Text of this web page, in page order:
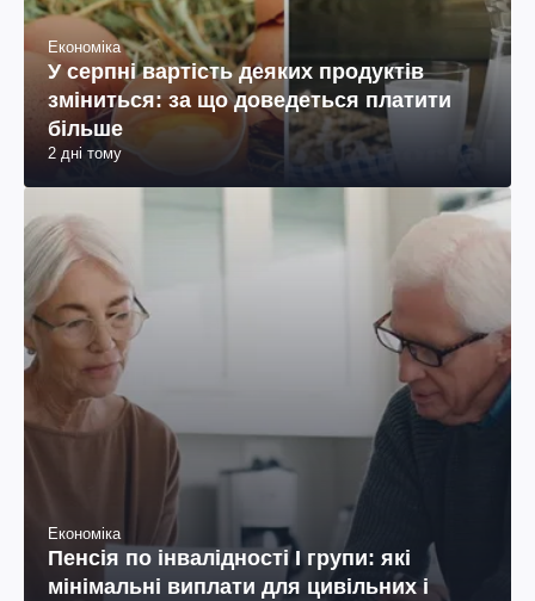
Економіка
У серпні вартість деяких продуктів
зміниться: за що доведеться платити
більше
2 дні тому
Економіка
Пенсія по інвалідності I групи: які
мінімальні виплати для цивільних і